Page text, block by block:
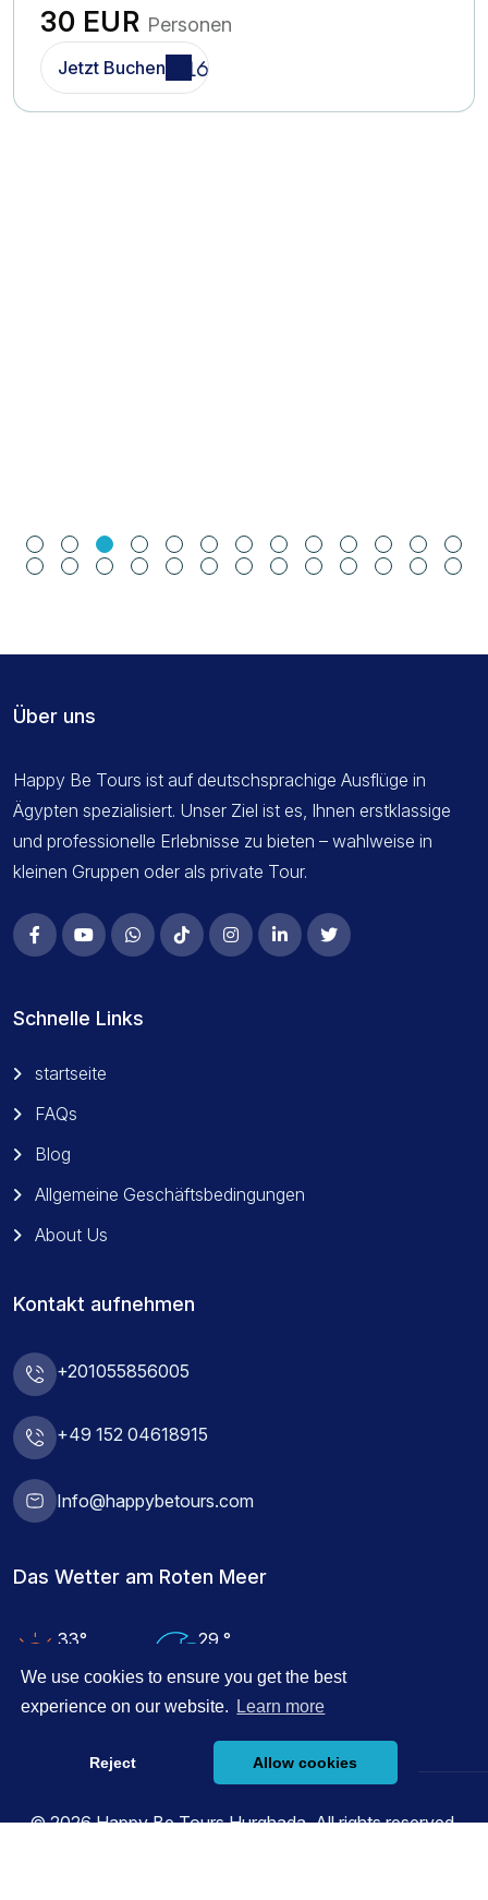
We use cookies to ensure you get the best
experience on our website.
Learn more
Reject Allow cookies
30 EUR Personen
Jetzt Buchen
Über uns
Happy Be Tours ist auf deutschsprachige Ausflüge in
Ägypten spezialisiert. Unser Ziel ist es, Ihnen erstklassige
und professionelle Erlebnisse zu bieten – wahlweise in
kleinen Gruppen oder als private Tour.
Schnelle Links
startseite
FAQs
Blog
Allgemeine Geschäftsbedingungen
About Us
Kontakt aufnehmen
+201055856005
+49 152 04618915
Info@happybetours.com
Das Wetter am Roten Meer
33°
Lufttemperatur
29 °
Wassertemperatur
© 2026 Happy Be Tours Hurghada, All rights reserved.